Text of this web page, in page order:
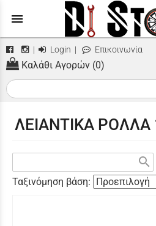
menu
| Login | Επικοινωνία
Καλάθι Αγορών (0)
ΛΕΙΑΝΤΙΚΑ
search
Ταξινόμηση βάση: